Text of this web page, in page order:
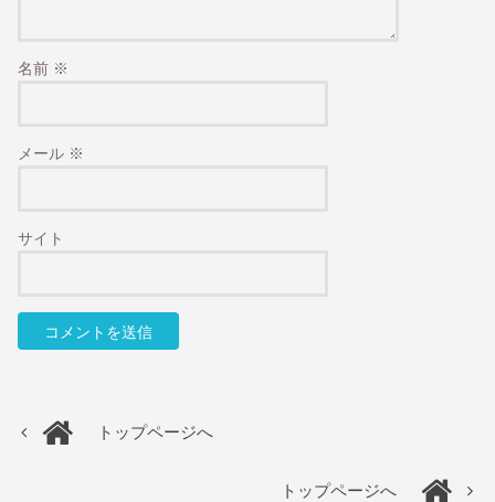
名前 ※
メール ※
サイト
トップページへ
トップページへ